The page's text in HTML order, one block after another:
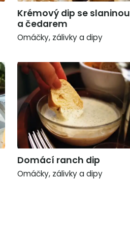
Krémový dip se slaninou
a čedarem
Omáčky, zálivky a dipy
Domácí ranch dip
Omáčky, zálivky a dipy